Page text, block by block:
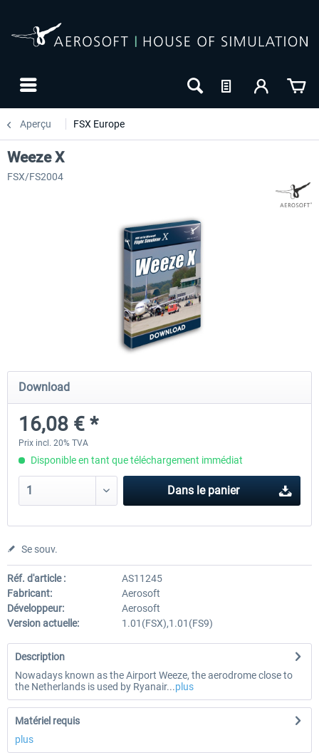
Aperçu FSX Europe
Mega Airport Frankfurt V2.0
30,20 € *
Mega Airport Berlin
Weeze X
FSX/FS2004
Download
16,08 € *
Prix incl. 20% TVA
Disponible en tant que téléchargement immédiat
Dans le panier
Se souv.
Réf. d'article :
AS11245
Fabricant:
Aerosoft
Développeur:
Aerosoft
Version actuelle:
1.01(FSX),1.01(FS9)
Description
Nowadays known as the Airport Weeze, the aerodrome close to
the Netherlands is used by Ryanair...plus
Matériel requis
plus